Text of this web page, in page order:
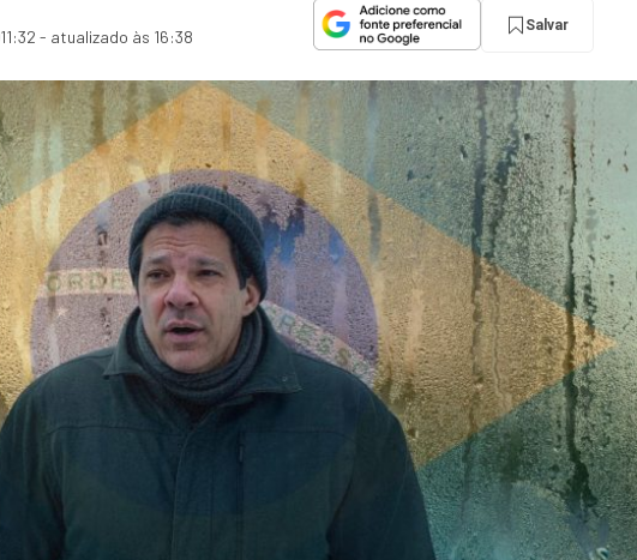
11:32 - atualizado às 16:38
Salvar